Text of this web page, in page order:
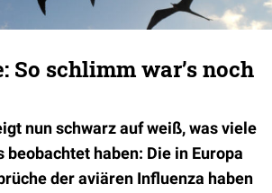
So schlimm war’s noch
nun schwarz auf weiß, was viele
beobachtet haben: Die in Europa
der aviären Influenza haben